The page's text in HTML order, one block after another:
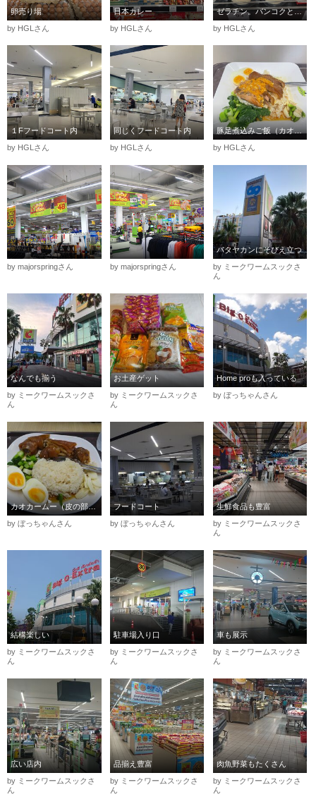
卵売り場
by HGLさん
日本カレー
by HGLさん
ゼラチン。バンコクと比べても割高でした
by HGLさん
１Fフードコート内
by HGLさん
同じくフードコート内
by HGLさん
豚足煮込みご飯（カオカームー）。ここのはおいしくなかった
by HGLさん
by majorspringさん by majorspringさん
パタヤカンにそびえ立つ
by ミークワームスックさ
ん
なんでも揃う
by ミークワームスックさ
ん
お土産ゲット
by ミークワームスックさ
ん
Home proも入っている
by ぼっちゃんさん
カオカームー（皮の部分）卵付き70THB
by ぼっちゃんさん
フードコート
by ぼっちゃんさん
生鮮食品も豊富
by ミークワームスックさ
ん
結構楽しい
by ミークワームスックさ
ん
駐車場入り口
by ミークワームスックさ
ん
車も展示
by ミークワームスックさ
ん
広い店内
by ミークワームスックさ
ん
品揃え豊富
by ミークワームスックさ
ん
肉魚野菜もたくさん
by ミークワームスックさ
ん